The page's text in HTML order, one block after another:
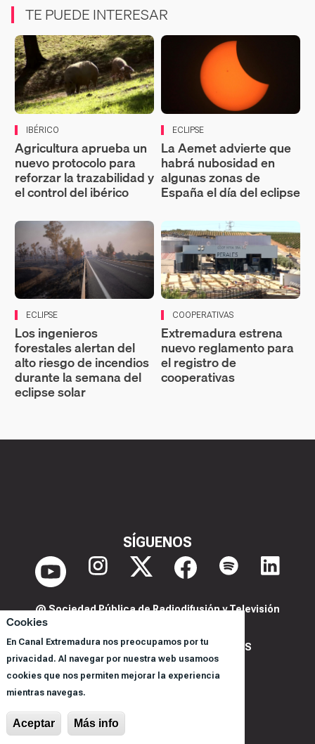
Cookies
En Canal Extremadura nos preocupamos por tu
privacidad. Al navegar por nuestra web usamoos
cookies que nos permiten mejorar la experiencia
mientras navegas.
Aceptar Más info
TE PUEDE INTERESAR
IBÉRICO
Agricultura aprueba un
nuevo protocolo para
reforzar la trazabilidad y
el control del ibérico
ECLIPSE
La Aemet advierte que
habrá nubosidad en
algunas zonas de
España el día del eclipse
ECLIPSE
Los ingenieros
forestales alertan del
alto riesgo de incendios
durante la semana del
eclipse solar
COOPERATIVAS
Extremadura estrena
nuevo reglamento para
el registro de
cooperativas
SÍGUENOS
@ Sociedad Pública de Radiodifusión y Televisión
POLITICA DE PRIVACIDAD Y COOKIES